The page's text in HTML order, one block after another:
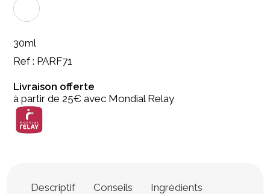
30ml
Ref : PARF71
Livraison offerte
à partir de 25€ avec Mondial Relay
Descriptif Conseils Ingrédients